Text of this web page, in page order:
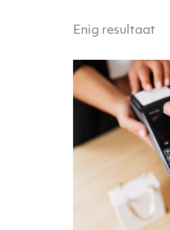
Enig resultaat